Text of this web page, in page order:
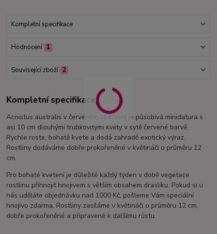
Kompletní specifikace
Hodnocení 1
Související zboží 2
Kompletní specifikace
Acnistus australis v červeném zbarvení je působivá minidatura s
asi 10 cm dlouhými trubkovitými květy v sytě červené barvě.
Rychle roste, bohatě kvete a dodá zahradě exotický výraz.
Rostliny dodáváme dobře prokořeněné v květináči o průměru 12
cm.
Pro bohaté kvetení je důležité každý týden v době vegetace
rostlinu přihnojit hnojivem s větším obsahem draslíku. Pokud si u
nás uděláte objednávku nad 1000 Kč, pošleme Vám speciální
hnojivo zdarma. Rostliny zasíláme v květináči o průměru 12 cm,
dobře prokořeněné a připravené k dalšímu růstu.